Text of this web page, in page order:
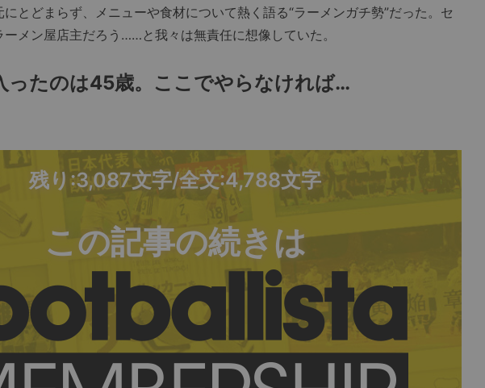
とどまらず、メニューや食材について熱く語る“ラーメンガチ勢”だった。セ
ーメン屋店主だろう……と我々は無責任に想像していた。
ったのは45歳。ここでやらなければ…
残り:3,087文字/全文:4,788文字
この記事の続きは